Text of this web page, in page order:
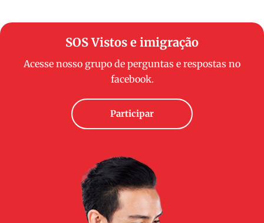
SOS Vistos e imigração
Acesse nosso grupo de perguntas e respostas no
facebook.
Participar